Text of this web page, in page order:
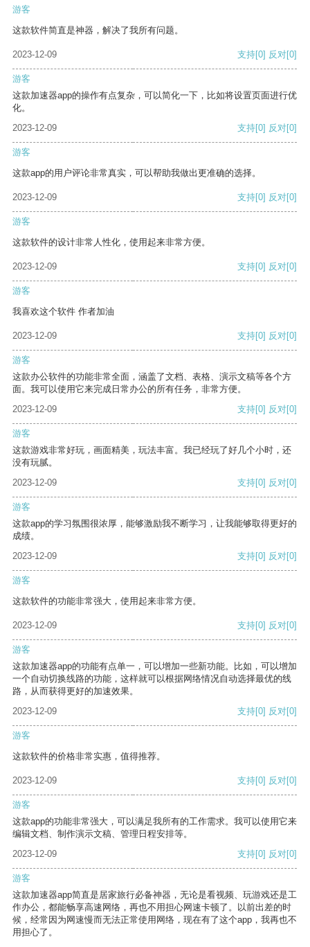
游客
这款软件简直是神器，解决了我所有问题。
2023-12-09 支持[0] 反对[0]
游客
这款加速器app的操作有点复杂，可以简化一下，比如将设置页面进行优
化。
2023-12-09
支持[0] 反对[0]
游客
这款app的用户评论非常真实，可以帮助我做出更准确的选择。
2023-12-09 支持[0] 反对[0]
游客
这款软件的设计非常人性化，使用起来非常方便。
2023-12-09 支持[0] 反对[0]
游客
我喜欢这个软件 作者加油
2023-12-09 支持[0] 反对[0]
游客
这款办公软件的功能非常全面，涵盖了文档、表格、演示文稿等各个方
面。我可以使用它来完成日常办公的所有任务，非常方便。
2023-12-09
支持[0] 反对[0]
游客
这款游戏非常好玩，画面精美，玩法丰富。我已经玩了好几个小时，还
没有玩腻。
2023-12-09
支持[0] 反对[0]
游客
这款app的学习氛围很浓厚，能够激励我不断学习，让我能够取得更好的
成绩。
2023-12-09
支持[0] 反对[0]
游客
这款软件的功能非常强大，使用起来非常方便。
2023-12-09 支持[0] 反对[0]
游客
这款加速器app的功能有点单一，可以增加一些新功能。比如，可以增加
一个自动切换线路的功能，这样就可以根据网络情况自动选择最优的线
路，从而获得更好的加速效果。
2023-12-09
支持[0] 反对[0]
游客
这款软件的价格非常实惠，值得推荐。
2023-12-09 支持[0] 反对[0]
游客
这款app的功能非常强大，可以满足我所有的工作需求。我可以使用它来
编辑文档、制作演示文稿、管理日程安排等。
2023-12-09
支持[0] 反对[0]
游客
这款加速器app简直是居家旅行必备神器，无论是看视频、玩游戏还是工
作办公，都能畅享高速网络，再也不用担心网速卡顿了。以前出差的时
候，经常因为网速慢而无法正常使用网络，现在有了这个app，我再也不
用担心了。